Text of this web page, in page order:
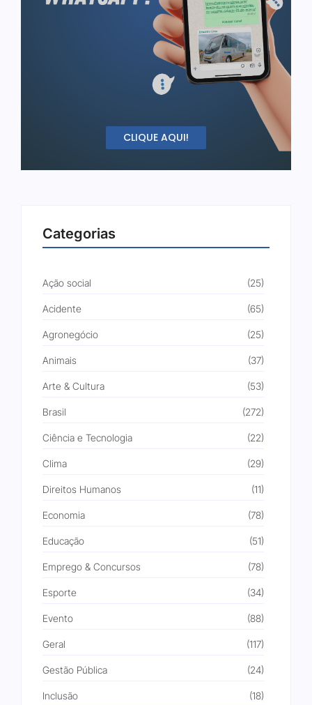
CLIQUE AQUI!
Categorias
Ação social (25)
Acidente (65)
Agronegócio (25)
Animais (37)
Arte & Cultura (53)
Brasil (272)
Ciência e Tecnologia (22)
Clima (29)
Direitos Humanos (11)
Economia (78)
Educação (51)
Emprego & Concursos (78)
Esporte (34)
Evento (88)
Geral (117)
Gestão Pública (24)
Inclusão (18)